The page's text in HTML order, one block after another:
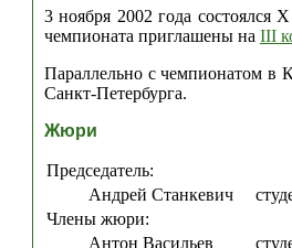
3 ноября 2002 года состоялся
чемпионата приглашены на III
Параллельно с чемпионатом в
Санкт-Петербурга.
Жюри
Председатель:
Андрей Станкевич
Члены жюри:
Антон Васильев